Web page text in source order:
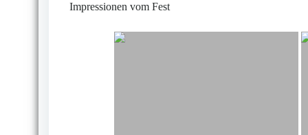
Impressionen vom Fest